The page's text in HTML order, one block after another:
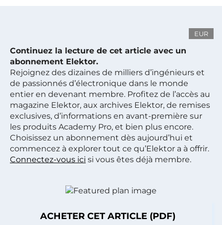
EUR
Continuez la lecture de cet article avec un
abonnement Elektor.
Rejoignez des dizaines de milliers d’ingénieurs et
de passionnés d’électronique dans le monde
entier en devenant membre. Profitez de l’accès au
magazine Elektor, aux archives Elektor, de remises
exclusives, d’informations en avant-première sur
les produits Academy Pro, et bien plus encore.
Choisissez un abonnement dès aujourd’hui et
commencez à explorer tout ce qu’Elektor a à offrir.
Connectez-vous ici si vous êtes déjà membre.
ACHETER CET ARTICLE (PDF)